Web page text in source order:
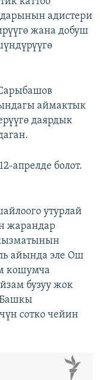
адистери
жана добуш
аймактык
даярдык
апрелде болот.
утурлай
жарандар
айында эле Ош
кошумча
бузуу жок
Башкы
сотко чейин